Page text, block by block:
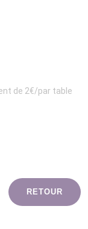
de 2€/par table
RETOUR